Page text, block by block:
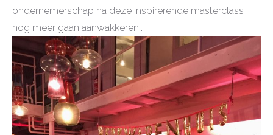
ondernemerschap na deze inspirerende masterclass
nog meer gaan aanwakkeren..